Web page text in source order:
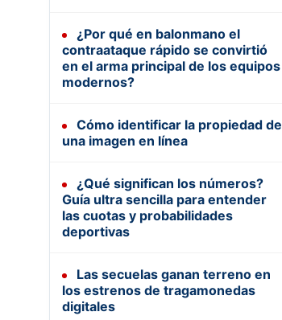
¿Por qué en balonmano el
contraataque rápido se convirtió
en el arma principal de los equipos
modernos?
Cómo identificar la propiedad de
una imagen en línea
¿Qué significan los números?
Guía ultra sencilla para entender
las cuotas y probabilidades
deportivas
Las secuelas ganan terreno en
los estrenos de tragamonedas
digitales